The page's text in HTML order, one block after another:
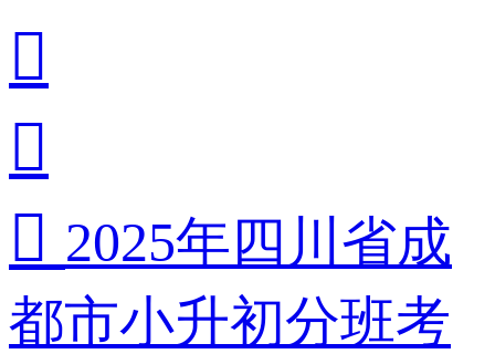


 2025年四川省成
都市小升初分班考